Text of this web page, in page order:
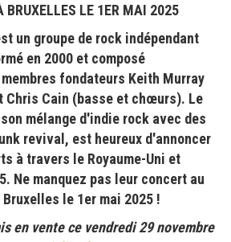
BRUXELLES LE 1ER MAI 2025
un groupe de rock indépendant
en 2000 et composé
fondateurs Keith Murray
Chris Cain (basse et chœurs). Le
mélange d'indie rock avec des
revival, est heureux d'annoncer
à travers le Royaume-Uni et
Ne manquez pas leur concert au
le 1er mai 2025 !
en vente ce vendredi 29 novembre